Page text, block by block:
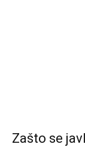
Zašto se